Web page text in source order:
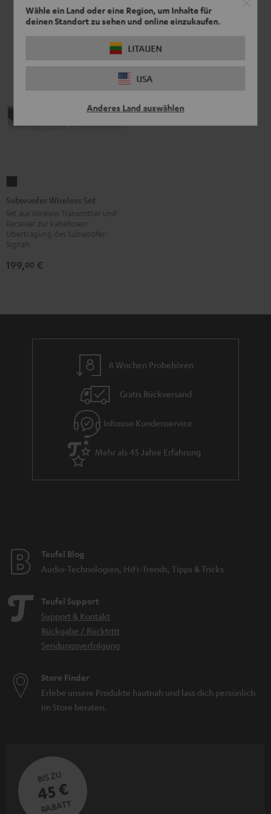
Wähle ein Land oder eine Region, um Inhalte für
deinen Standort zu sehen und online einzukaufen.
LITAUEN
USA
Anderes Land auswählen
Wireless
Set
Schwarz
Subwoofer Wireless Set
Set aus Wireless Transmitter und
Receiver zur kabellosen
Übertragung des Subwoofer-
Signals
199,00 €
8 Wochen Probehören
Gratis Rückversand
Inhouse Kundenservice
Mehr als 45 Jahre Erfahrung
Teufel Blog
Audio-Technologien, HiFi-Trends, Tipps & Tricks
Teufel Support
Support & Kontakt
Rückgabe / Rücktritt
Sendungsverfolgung
Store Finder
Erlebe unsere Produkte hautnah und lass dich persönlich
im Store beraten.
BIS ZU
45 €
RABATT